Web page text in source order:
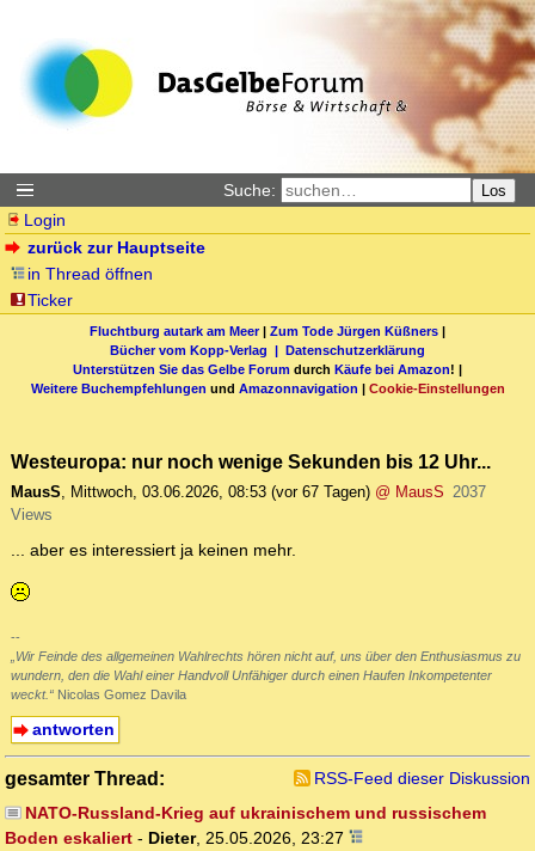
Suche: Los
Login
zurück zur Hauptseite
in Thread öffnen
Ticker
Fluchtburg autark am Meer| Zum Tode Jürgen Küßners |
Bücher vom Kopp-Verlag | Datenschutzerklärung
Unterstützen Sie das Gelbe Forum durch Käufe bei Amazon! |
Weitere Buchempfehlungen und Amazonnavigation | Cookie-Einstellungen
Westeuropa: nur noch wenige Sekunden bis 12 Uhr...
MausS, Mittwoch, 03.06.2026, 08:53 (vor 67 Tagen) @ MausS 2037
Views
... aber es interessiert ja keinen mehr.
--
„Wir Feinde des allgemeinen Wahlrechts hören nicht auf, uns über den Enthusiasmus zu
wundern, den die Wahl einer Handvoll Unfähiger durch einen Haufen Inkompetenter
weckt.“ Nicolas Gomez Davila
antworten
gesamter Thread:
RSS-Feed dieser Diskussion
NATO-Russland-Krieg auf ukrainischem und russischem
Boden eskaliert - Dieter, 25.05.2026, 23:27